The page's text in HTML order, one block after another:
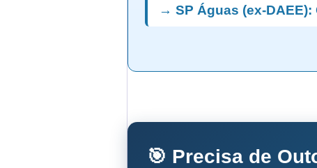
→ SP Águas (ex-DAEE):
🎯 Precisa de